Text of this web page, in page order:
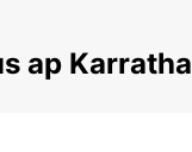
ap Karratha